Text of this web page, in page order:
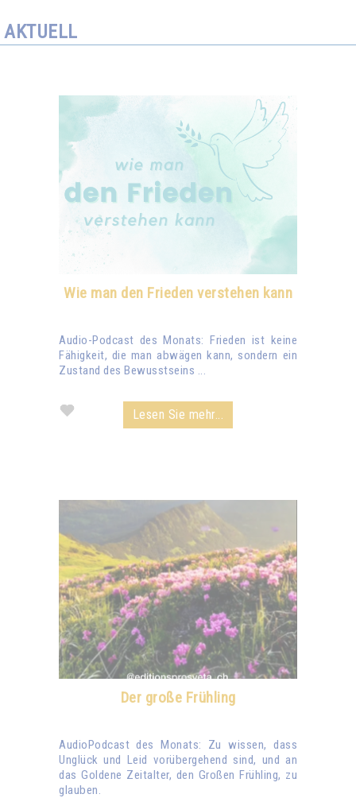
AKTUELL
Wie man den Frieden verstehen kann
Audio-Podcast des Monats: Frieden ist keine
Fähigkeit, die man abwägen kann, sondern ein
Zustand des Bewusstseins ...
Lesen Sie mehr...
Der große Frühling
AudioPodcast des Monats: Zu wissen, dass
Unglück und Leid vorübergehend sind, und an
das Goldene Zeitalter, den Großen Frühling, zu
glauben.